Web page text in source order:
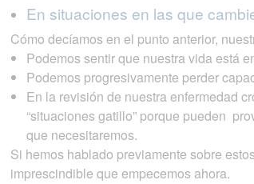
En situaciones en las que
Cómo decíamos en el punto anterior,
Podemos sentir que nuestra vida está
Podemos progresivamente perder
En la revisión de nuestra enfermedad
“situaciones gatillo” porque pueden
que necesitaremos.
Si hemos hablado previamente sobre
imprescindible que empecemos ahora.